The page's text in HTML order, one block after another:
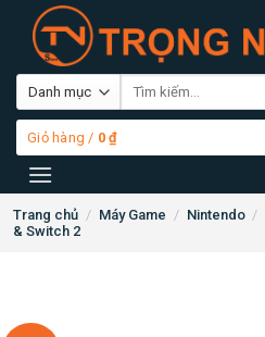
content
Tìm
Giỏ hàng / 0₫
Trang chủ / Máy Game / Nintendo /
& Switch 2